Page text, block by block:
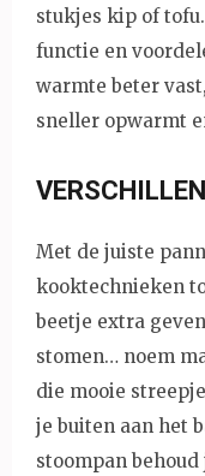
stukjes kip of
functie en
warmte beter
sneller opwarmt
Met de juiste
kooktechnieken
beetje extra
stomen… noem
die mooie
je buiten aan het
stoompan